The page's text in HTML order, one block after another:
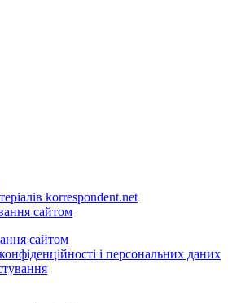
korrespondent.net
сайтом
сайтом
і персональних даних